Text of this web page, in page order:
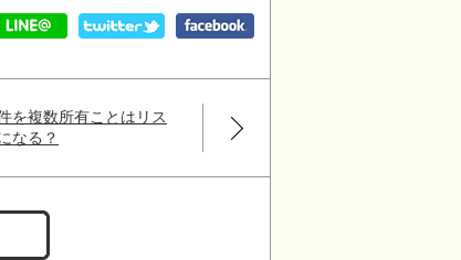
を複数所有ことはリス
なる？